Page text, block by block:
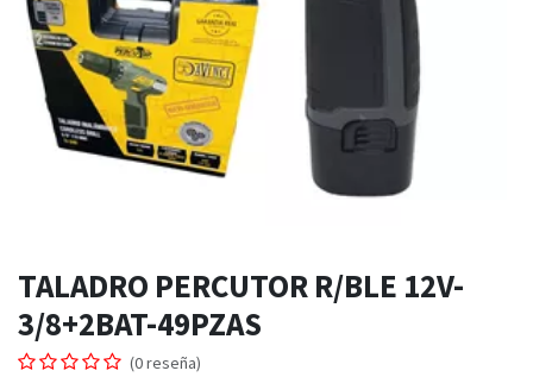
TALADRO PERCUTOR R/BLE 12V-
3/8+2BAT-49PZAS
(0 reseña)